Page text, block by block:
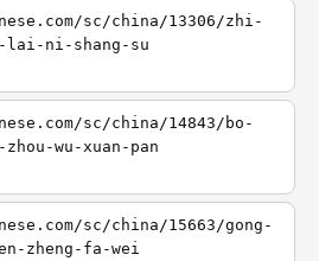
sc/china/13306/zhi-
ni-shang-su
sc/china/14843/bo-
wu-xuan-pan
sc/china/15663/gong-
zheng-fa-wei